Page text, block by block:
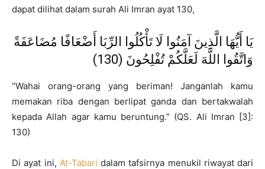
dapat dilihat dalam surah Ali Imran ayat 130,
يَا أَيُّهَا الَّذِينَ آمَنُوا لَا تَأْكُلُوا الرِّبَا أَضْعَافًا مُضَاعَفَةً
وَاتَّقُوا اللَّهَ لَعَلَّكُمْ تُفْلِحُونَ (130)
“Wahai orang-orang yang beriman! Janganlah kamu
memakan riba dengan berlipat ganda dan bertakwalah
kepada Allah agar kamu beruntung.​” (QS. Ali Imran [3]:
130)
Di ayat ini, At-Tabari dalam tafsirnya menukil riwayat dari